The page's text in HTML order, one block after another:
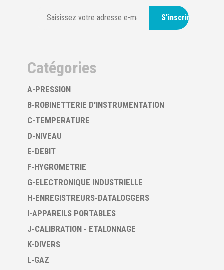
S'inscrire
Catégories
A-PRESSION
B-ROBINETTERIE D'INSTRUMENTATION
C-TEMPERATURE
D-NIVEAU
E-DEBIT
F-HYGROMETRIE
G-ELECTRONIQUE INDUSTRIELLE
H-ENREGISTREURS-DATALOGGERS
I-APPAREILS PORTABLES
J-CALIBRATION - ETALONNAGE
K-DIVERS
L-GAZ